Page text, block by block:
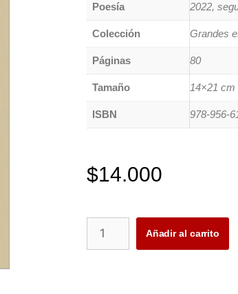
Poesía 2022,
Colección Grandes
Páginas 80
Tamaño 14×21 cm
ISBN 978-956-
$14.000
Añadir al carrito